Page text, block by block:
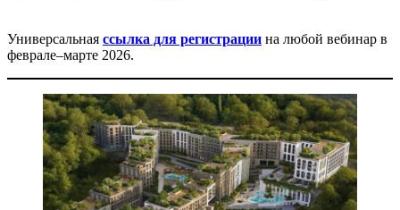
Универсальная ссылка для регистрации на любой вебинар в
феврале–марте 2026.